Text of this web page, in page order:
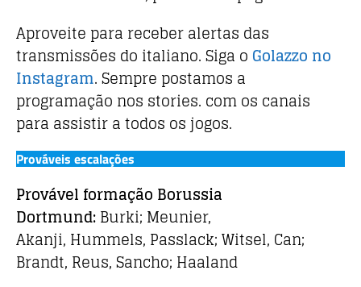
Aproveite para receber alertas das
transmissões do italiano. Siga o Golazzo no
Instagram. Sempre postamos a
programação nos stories. com os canais
para assistir a todos os jogos.
Prováveis escalações
Provável formação Borussia
Dortmund:Burki; Meunier,
Akanji, Hummels, Passlack; Witsel, Can;
Brandt, Reus, Sancho; Haaland